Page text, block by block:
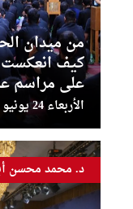
من ميدان
كيف انعكست
على مراسم
الأربعاء 24 يونيو 2026 - 12:31:30
د. محمد محسن